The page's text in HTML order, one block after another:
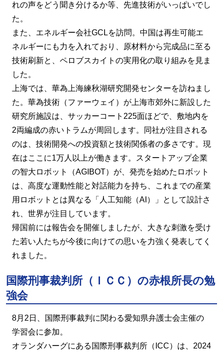
れの声をどう聞き分けるか等、先進技術がいっぱいでし
た。
また、エネルギー会社GCLを訪問。中国は再生可能エ
ネルギーにも力を入れており、原材料から完成品に至る
技術刷新と、ペロブスカイトの実用化の取り組みを見ま
した。
上海では、華為上海練秋湖研究開発センターを訪ねまし
た。華為技術（ファーウェイ）が上海市郊外に新設した
研究所施設は、サッカーコート225面ほどで、敷地内を
2両編成の赤いトラムが周回します。同社が注目される
のは、技術開発への投資額と技術関係者の多さです。現
在はここに1万人以上が働きます。スタートアップ企業
の智大ロボット（AGIBOT）が、発売を始めたロボット
は、高度な運動性能と対話能力を持ち、これまでの産業
用ロボットとは異なる「人工知能（AI）」として設計さ
れ、世界が注目しています。
帰国前には報告会を開催しましたが、大きな刺激を受け
た若い人たちが今後に向けての思いを力強く発表してく
れました。
国際刑事裁判所（ＩＣＣ）の赤根所長の勉
強会
8月2日、国際刑事裁判に関わる愛知県弁護士会主催の
学習会に参加。
オランダハーグにある国際刑事裁判所（ICC）は、2024